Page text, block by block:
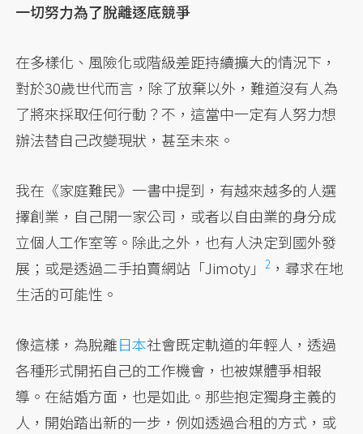
一切努力為了脫離逐底競爭
在多樣化、風險化或階級差距持續擴大的情況下，
對於30歲世代而言，除了放棄以外，難道沒有人為
了將來採取任何行動？不，這當中一定有人努力想
辦法替自己改變現狀，甚至未來。
我在《家庭難民》一書中提到，有越來越多的人選
擇創業，自己開一家公司，或者以自由業的身分成
立個人工作室等。除此之外，也有人決定到國外發
展；或是透過二手拍賣網站「Jimoty」2 ，尋求在地
生活的可能性。
像這樣，為脫離日本社會既定軌道的年輕人，透過
各種形式開拓自己的工作機會，也被媒體爭相報
導。在結婚方面，也是如此。那些抱定獨身主義的
人，開始踏出新的一步，例如透過合租的方式，或